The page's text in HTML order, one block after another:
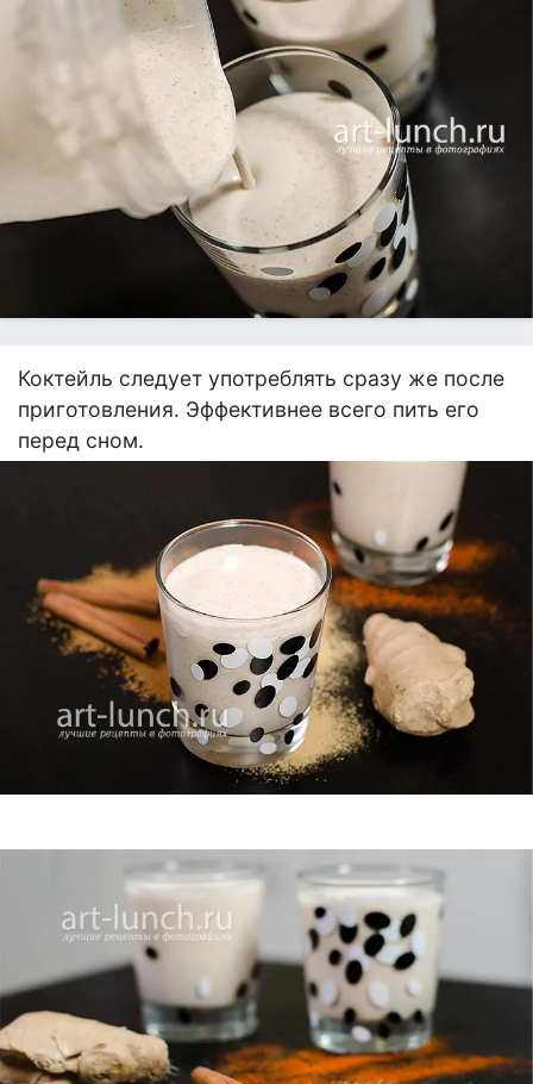
Коктейль следует употреблять сразу же после
приготовления. Эффективнее всего пить его
перед сном.